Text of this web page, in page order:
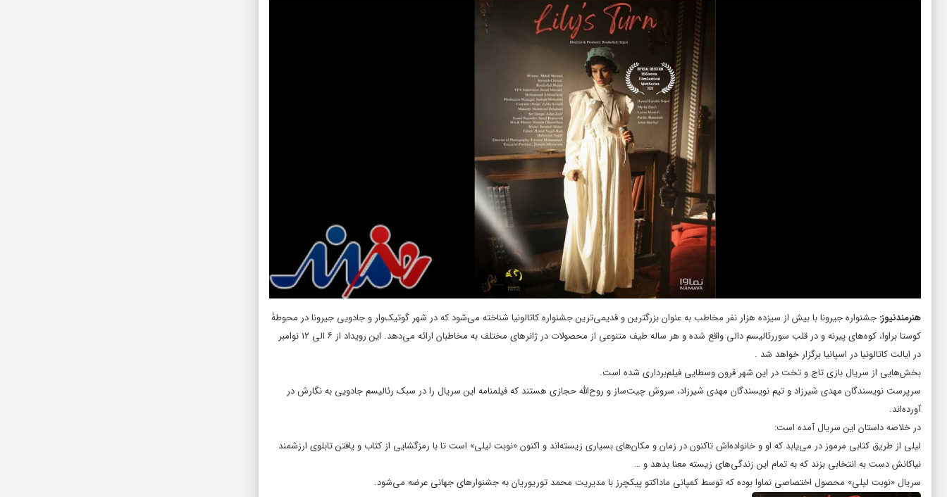
هنرمندنیوز: جشنواره جیرونا با بیش از سیزده هزار نفر مخاطب به عنوان بزرگترین و قدیمی‌ترین جشنواره کاتالونیا شناخته می‌شود که در شهر گوتیک‌وار و جادویی جیرونا در محوطهٔ
کوستا براوا، کوه‌های پیرنه و در قلب سوررئالیسم دالی واقع شده و هر ساله طیف متنوعی از محصولات در ژانرهای مختلف به مخاطبان ارائه می‌دهد. این رویداد از ۶ الی ۱۲ نوامبر
در ایالت کاتالونیا در اسپانیا برگزار خواهد شد .
بخش‌هایی از سریال بازی تاج و تخت در این شهر قرون وسطایی فیلم‌برداری شده است.
سرپرست نویسندگان مهدی شیرزاد و تیم نویسندگان مهدی شیرزاد، سروش چیت‌ساز و روح‌الله حجازی هستند که فیلمنامه این سریال را در سبک رئالیسم جادویی به نگارش در
آورده‌اند.
در خلاصه داستان این سریال آمده است:
لیلی از طریق کتابی مرموز در می‌یابد که او و خانواده‌اش تاکنون در زمان و مکان‌های بسیاری زیسته‌اند و اکنون «نوبت لیلی» است تا با رمزگشایی از کتاب و یافتن تابلوی ارزشمند
نیاکانش دست به انتخابی بزند که به تمام این زندگی‌های زیسته معنا بدهد و …
سریال «نوبت لیلی» محصول اختصاصی نماوا بوده که توسط کمپانی ماداکتو پیکچرز با مدیریت محمد توریوریان به جشنوارهای جهانی عرضه می‌شود.